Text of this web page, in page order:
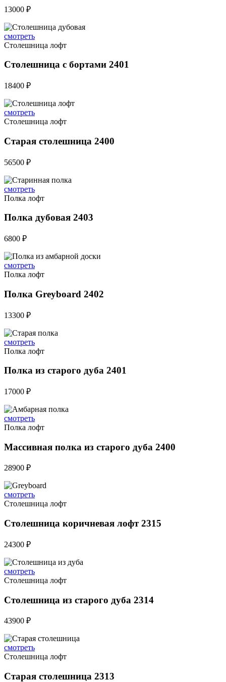
13000 ₽
смотреть
Столешница лофт
Столешница с бортами 2401
18400 ₽
смотреть
Столешница лофт
Старая столешница 2400
56500 ₽
смотреть
Полка лофт
Полка дубовая 2403
6800 ₽
смотреть
Полка лофт
Полка Greyboard 2402
13300 ₽
смотреть
Полка лофт
Полка из старого дуба 2401
17000 ₽
смотреть
Полка лофт
Массивная полка из старого дуба 2400
28900 ₽
смотреть
Столешница лофт
Столешница коричневая лофт 2315
24300 ₽
смотреть
Столешница лофт
Столешница из старого дуба 2314
43900 ₽
смотреть
Столешница лофт
Старая столешница 2313